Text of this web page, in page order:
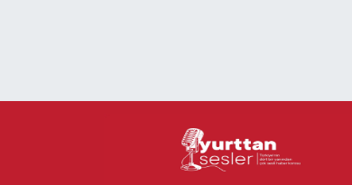
Süper Lig Puan Durumu ve Fikstür